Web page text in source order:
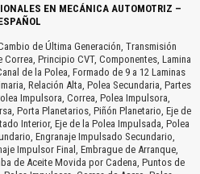
EN MECÁNICA AUTOMOTRIZ –
de Última Generación, Transmisión
Principio CVT, Componentes, Lamina
de la Polea, Formado de 9 a 12 Laminas
Relación Alta, Polea Secundaria, Partes
Impulsora, Correa, Polea Impulsora,
Porta Planetarios, Piñón Planetario, Eje de
Interior, Eje de la Polea Impulsada, Polea
Engranaje Impulsado Secundario,
Impulsor Final, Embrague de Arranque,
de Aceite Movida por Cadena, Puntos de